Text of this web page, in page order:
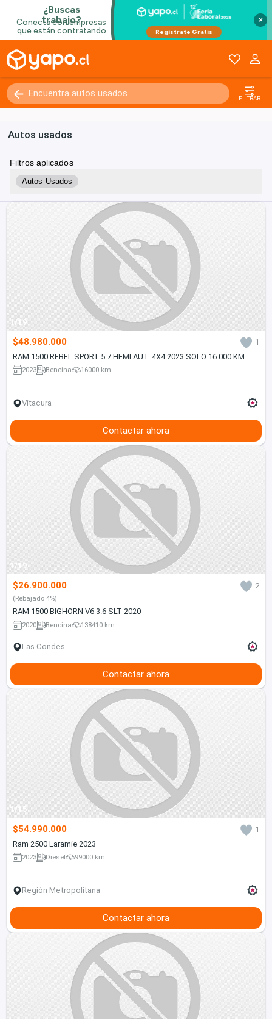
×
FILTRAR
Autos usados
Filtros aplicados
Autos Usados
1/19
$48.980.000
1
RAM 1500 REBEL SPORT 5.7 HEMI AUT. 4X4 2023 SÓLO 16.000 KM.
2023 Bencina 16000 km
Vitacura
Contactar ahora
1/19
$26.900.000 2
(Rebajado 4%)
RAM 1500 BIGHORN V6 3.6 SLT 2020
2020 Bencina 138410 km
Las Condes
Contactar ahora
1/15
$54.990.000
1
Ram 2500 Laramie 2023
2023 Diesel 99000 km
Región Metropolitana
Contactar ahora